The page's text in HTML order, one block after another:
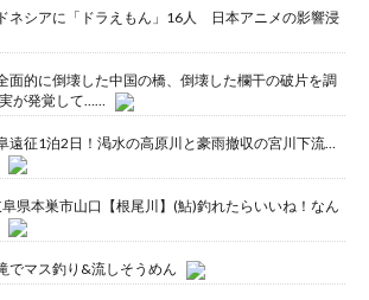
ドネシアに「ドラえもん」16人 日本アニメの影響浸
面的に倒壊した中国の橋、倒壊した欄干の破片を調
が発覚して……
遠征1泊2日！渇水の高原川と豪雨撤収の宮川下流…
県本巣市山口【根尾川】(鮎)釣れたらいいね！なん
でマス釣り&流しそうめん